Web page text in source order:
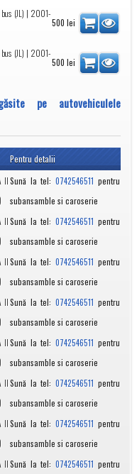
(JL) | 2001-
500 lei
(JL) | 2001-
500 lei
pe autovehiculele
Pentru detalii
IISună la tel:0742546511 pentru
subansamble si caroserie
IISună la tel:0742546511 pentru
subansamble si caroserie
IISună la tel:0742546511 pentru
subansamble si caroserie
IISună la tel:0742546511 pentru
subansamble si caroserie
IISună la tel:0742546511 pentru
subansamble si caroserie
IISună la tel:0742546511 pentru
subansamble si caroserie
IISună la tel:0742546511 pentru
subansamble si caroserie
IISună la tel:0742546511 pentru